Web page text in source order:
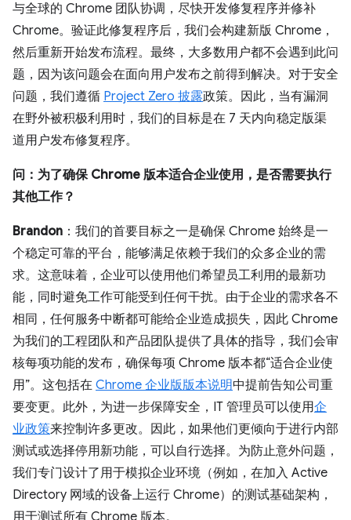
与全球的 Chrome 团队协调，尽快开发修复程序并修补
Chrome。验证此修复程序后，我们会构建新版 Chrome，
然后重新开始发布流程。最终，大多数用户都不会遇到此问
题，因为该问题会在面向用户发布之前得到解决。对于安全
问题，我们遵循 Project Zero 披露政策。因此，当有漏洞
在野外被积极利用时，我们的目标是在 7 天内向稳定版渠
道用户发布修复程序。
问：为了确保 Chrome 版本适合企业使用，是否需要执行
其他工作？
Brandon ：我们的首要目标之一是确保 Chrome 始终是一
个稳定可靠的平台，能够满足依赖于我们的众多企业的需
求。这意味着，企业可以使用他们希望员工利用的最新功
能，同时避免工作可能受到任何干扰。由于企业的需求各不
相同，任何服务中断都可能给企业造成损失，因此 Chrome
为我们的工程团队和产品团队提供了具体的指导，我们会审
核每项功能的发布，确保每项 Chrome 版本都“适合企业使
用”。这包括在 Chrome 企业版版本说明中提前告知公司重
要变更。此外，为进一步保障安全，IT 管理员可以使用企
业政策来控制许多更改。因此，如果他们更倾向于进行内部
测试或选择停用新功能，可以自行选择。为防止意外问题，
我们专门设计了用于模拟企业环境（例如，在加入 Active
Directory 网域的设备上运行 Chrome）的测试基础架构，
用于测试所有 Chrome 版本。